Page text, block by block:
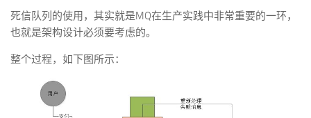
死信队列的使用，其实就是MQ在生产实践中非常重要的一环，
也就是架构设计必须要考虑的。
整个过程，如下图所示：